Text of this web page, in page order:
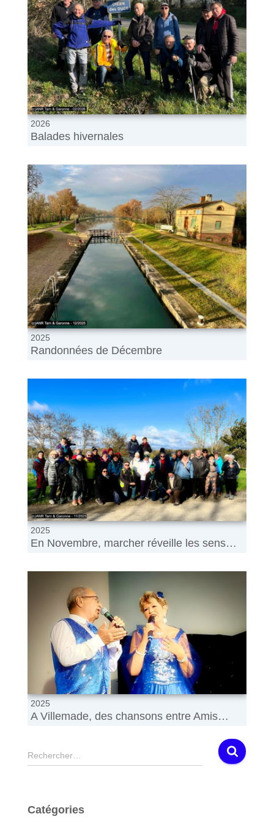
2026
Balades hivernales
2025
Randonnées de Décembre
2025
En Novembre, marcher réveille les sens…
2025
A Villemade, des chansons entre Amis…
R
r
Rechercher…
Catégories